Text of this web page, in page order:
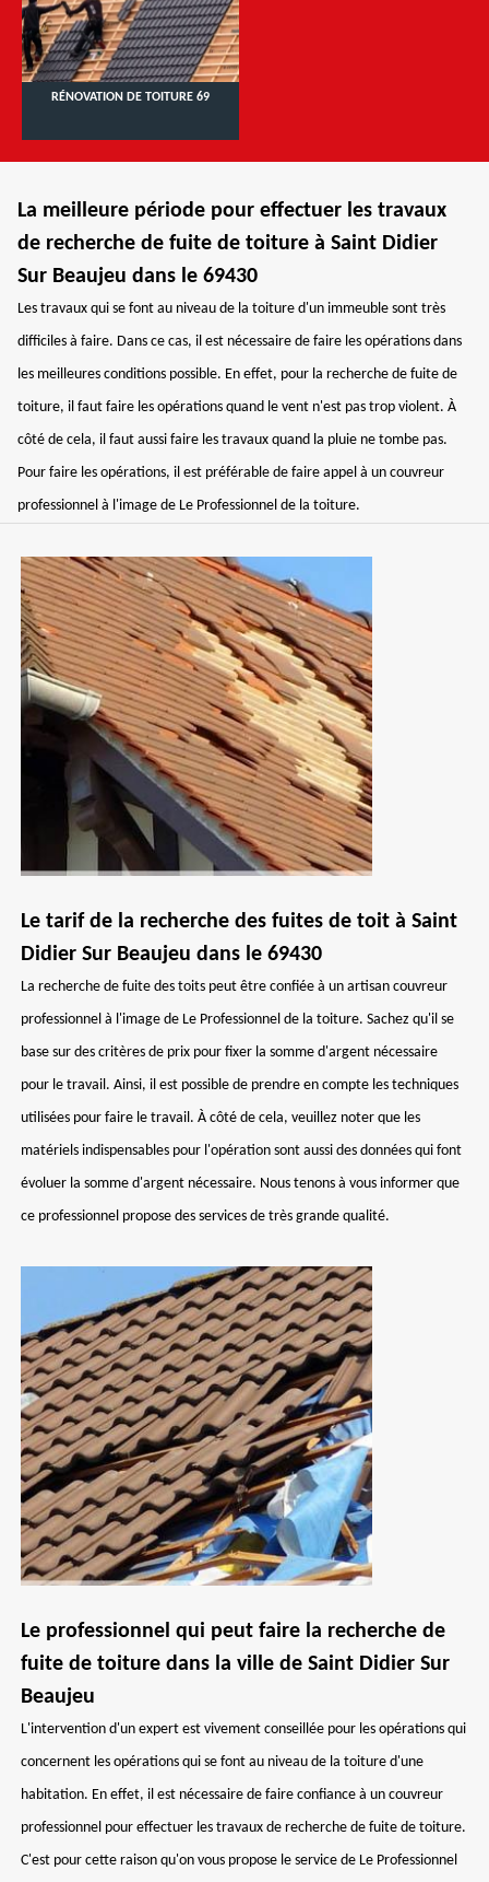
RÉNOVATION DE TOITURE 69
La meilleure période pour effectuer les travaux
de recherche de fuite de toiture à Saint Didier
Sur Beaujeu dans le 69430
Les travaux qui se font au niveau de la toiture d'un immeuble sont très
difficiles à faire. Dans ce cas, il est nécessaire de faire les opérations dans
les meilleures conditions possible. En effet, pour la recherche de fuite de
toiture, il faut faire les opérations quand le vent n'est pas trop violent. À
côté de cela, il faut aussi faire les travaux quand la pluie ne tombe pas.
Pour faire les opérations, il est préférable de faire appel à un couvreur
professionnel à l'image de Le Professionnel de la toiture.
Le tarif de la recherche des fuites de toit à Saint
Didier Sur Beaujeu dans le 69430
La recherche de fuite des toits peut être confiée à un artisan couvreur
professionnel à l'image de Le Professionnel de la toiture. Sachez qu'il se
base sur des critères de prix pour fixer la somme d'argent nécessaire
pour le travail. Ainsi, il est possible de prendre en compte les techniques
utilisées pour faire le travail. À côté de cela, veuillez noter que les
matériels indispensables pour l'opération sont aussi des données qui font
évoluer la somme d'argent nécessaire. Nous tenons à vous informer que
ce professionnel propose des services de très grande qualité.
Le professionnel qui peut faire la recherche de
fuite de toiture dans la ville de Saint Didier Sur
Beaujeu
L'intervention d'un expert est vivement conseillée pour les opérations qui
concernent les opérations qui se font au niveau de la toiture d'une
habitation. En effet, il est nécessaire de faire confiance à un couvreur
professionnel pour effectuer les travaux de recherche de fuite de toiture.
C'est pour cette raison qu'on vous propose le service de Le Professionnel